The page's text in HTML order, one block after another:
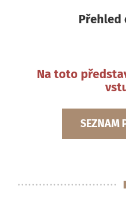
Přehled
Na toto
SEZNAM